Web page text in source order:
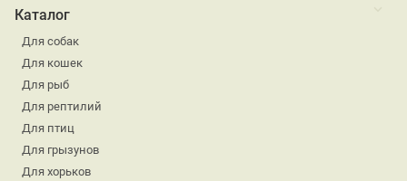
Каталог
Для собак
Для кошек
Для рыб
Для рептилий
Для птиц
Для грызунов
Для хорьков